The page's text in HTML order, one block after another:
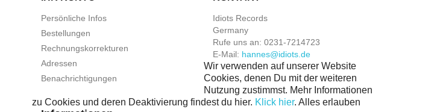
Persönliche Infos
Bestellungen
Rechnungskorrekturen
Adressen
Benachrichtigungen
Idiots Records
Germany
Rufe uns an: 0231-7214723
E-Mail: hannes@idiots.de
Wir verwenden auf unserer Website
Cookies, denen Du mit der weiteren
Nutzung zustimmst. Mehr Informationen
zu Cookies und deren Deaktivierung findest du hier. Klick hier. Alles erlauben